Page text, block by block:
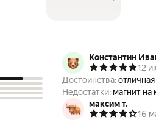
Константин
12
Достоинства:
Недостатки:
максим т.
16